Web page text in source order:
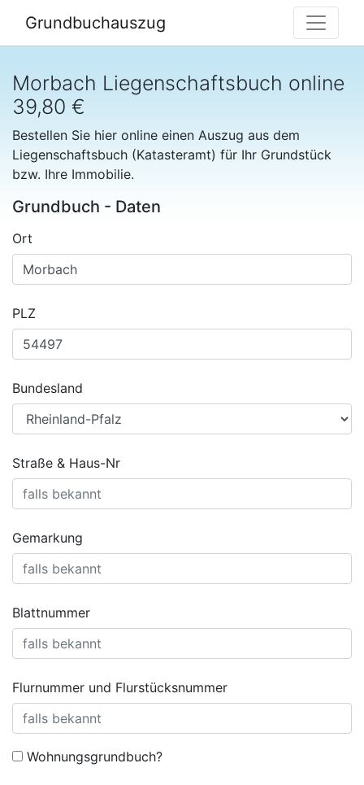
Grundbuchauszug
Morbach Liegenschaftsbuch online
39,80 €
Bestellen Sie hier online einen Auszug aus dem
Liegenschaftsbuch (Katasteramt) für Ihr Grundstück
bzw. Ihre Immobilie.
Grundbuch - Daten
Ort
PLZ
Bundesland
Straße & Haus-Nr
Gemarkung
Blattnummer
Flurnummer und Flurstücksnummer
Wohnungsgrundbuch?